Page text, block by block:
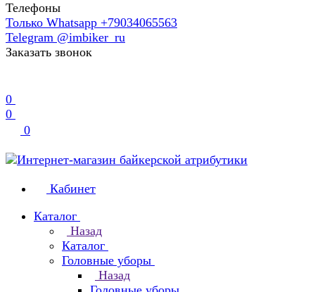
Телефоны
Только Whatsapp +79034065563
Telegram @imbiker_ru
Заказать звонок
0
0
0
Кабинет
Каталог
Назад
Каталог
Головные уборы
Назад